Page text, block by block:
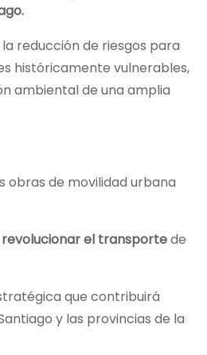
reducción de riesgos para
históricamente vulnerables,
ambiental de una amplia
obras de movilidad urbana
revolucionar el transportede
que contribuirá
y las provincias de la